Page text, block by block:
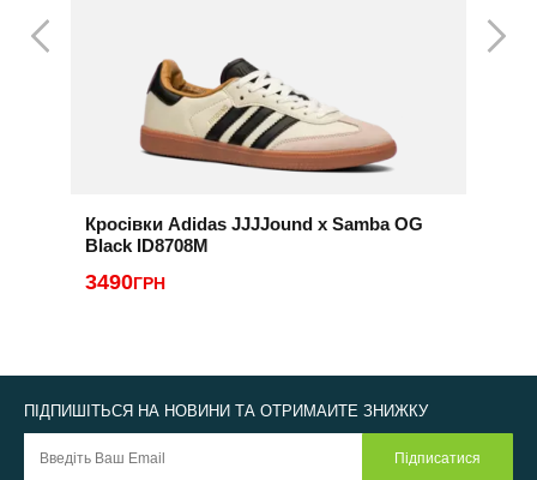
Кросівки Adidas JJJJound x Samba OG
Black ID8708M
3490ГРН
ПІДПИШІТЬСЯ НА НОВИНИ ТА ОТРИМАЙТЕ ЗНИЖКУ